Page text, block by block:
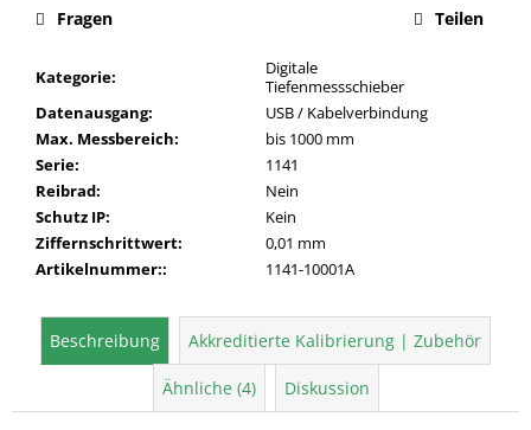
Kategorie:
Digitale
Tiefenmessschieber
Datenausgang:
USB / Kabelverbindung
Max. Messbereich:
bis 1000 mm
Serie:
1141
Reibrad:
Nein
Schutz IP:
Kein
Ziffernschrittwert:
0,01 mm
Artikelnummer:: 1141-10001A
Fragen Teilen
Beschreibung Akkreditierte Kalibrierung | Zubehör
Ähnliche (4) Diskussion